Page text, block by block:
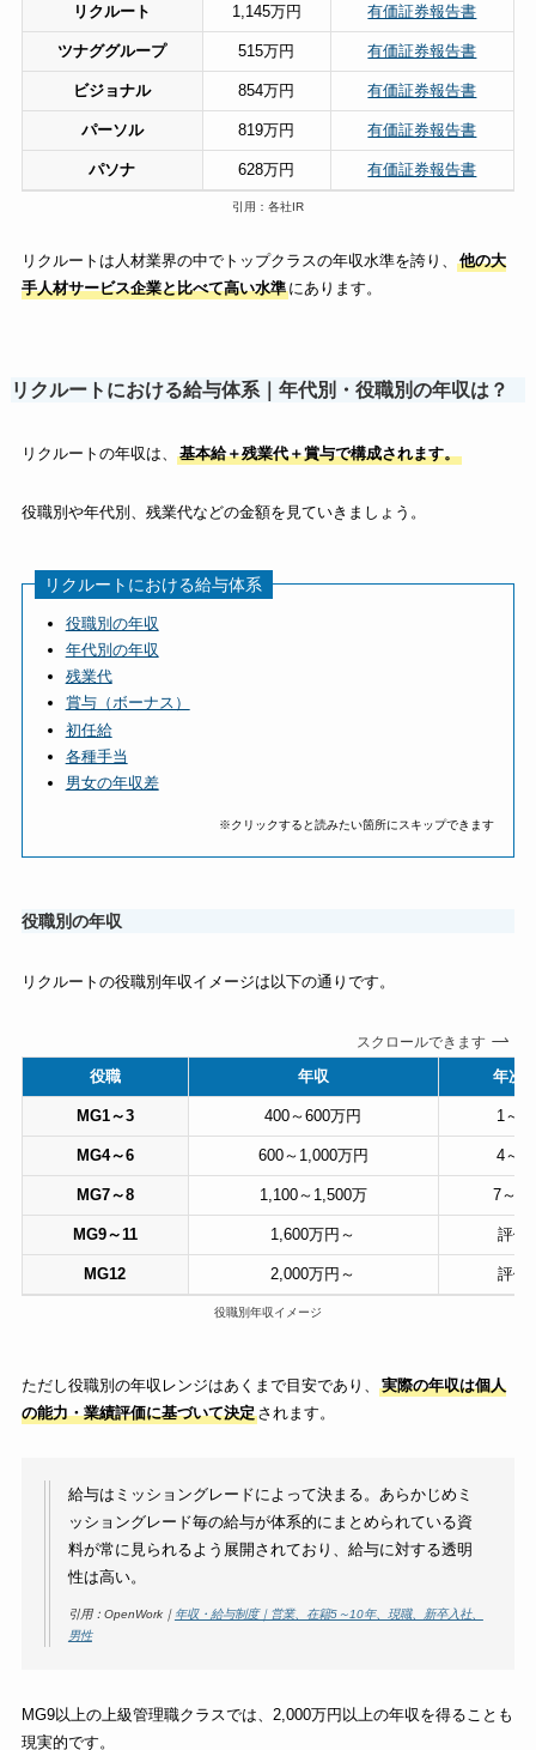
リクルート 1,145万円 有価証券報告書
ツナググループ 515万円 有価証券報告書
ビジョナル 854万円 有価証券報告書
パーソル 819万円 有価証券報告書
パソナ 628万円 有価証券報告書
引用：各社IR
リクルートは人材業界の中でトップクラスの年収水準を誇り、
他の大
手人材サービス企業と比べて高い水準にあります。
リクルートにおける給与体系｜年代別・役職別の年収は？
リクルートの年収は、 基本給＋残業代＋賞与で構成されます。
役職別や年代別、残業代などの金額を見ていきましょう。
リクルートにおける給与体系
役職別の年収
年代別の年収
残業代
賞与（ボーナス）
初任給
各種手当
男女の年収差
※クリックすると読みたい箇所にスキップできます
役職別の年収
リクルートの役職別年収イメージは以下の通りです。
スクロールできます
役職 年収 年次(
MG1～3 400～600万円 1～3
MG4～6 600～1,000万円 4～6
MG7～8 1,100～1,500万 7～
MG9～11 1,600万円～ 評価
MG12 2,000万円～ 評価
役職別年収イメージ
ただし役職別の年収レンジはあくまで目安であり、
実際の年収は個人
の能力・業績評価に基づいて決定されます。
給与はミッショングレードによって決まる。あらかじめミ
ッショングレード毎の給与が体系的にまとめられている資
料が常に見られるよう展開されており、給与に対する透明
性は高い。
引用：OpenWork｜ 年収・給与制度｜営業、在籍5～10年、現職、新卒入社、
男性
MG9以上の上級管理職クラスでは、2,000万円以上の年収を得ることも
現実的です。